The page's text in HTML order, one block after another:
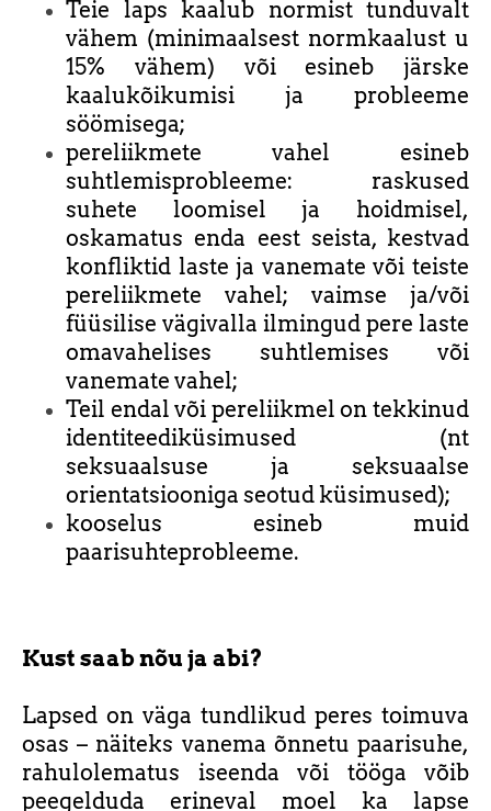
Teie laps kaalub normist tunduvalt
vähem (minimaalsest normkaalust u
15% vähem) või esineb järske
kaalukõikumisi ja probleeme
söömisega;
pereliikmete vahel esineb
suhtlemisprobleeme: raskused
suhete loomisel ja hoidmisel,
oskamatus enda eest seista, kestvad
konfliktid laste ja vanemate või teiste
pereliikmete vahel; vaimse ja/või
füüsilise vägivalla ilmingud pere laste
omavahelises suhtlemises või
vanemate vahel;
Teil endal või pereliikmel on tekkinud
identiteediküsimused (nt
seksuaalsuse ja seksuaalse
orientatsiooniga seotud küsimused);
kooselus esineb muid
paarisuhteprobleeme.
Kust saab nõu ja abi?
Lapsed on väga tundlikud peres toimuva
osas – näiteks vanema õnnetu paarisuhe,
rahulolematus iseenda või tööga võib
peegelduda erineval moel ka lapse